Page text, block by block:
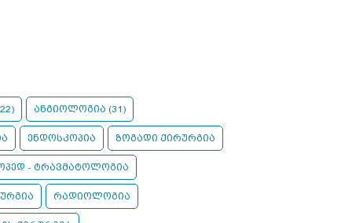
ანგიოლოგია (31)
ენდოსკოპია ზოგადი ქირურგია
- ტრავმატოლოგია
რადიოლოგია